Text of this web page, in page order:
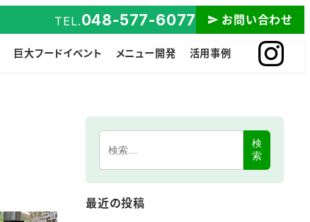
TEL.048-577-6077 お問い合わせ
巨大フードイベント メニュー開発 活用事例
検
索
最近の投稿